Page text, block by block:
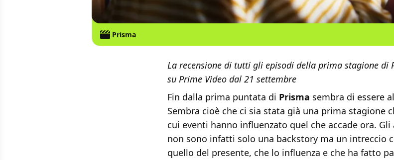
Prisma
La recensione di tutti gli episodi della prima stagione di
su Prime Video dal 21 settembre
Fin dalla prima puntata di Prisma sembra di essere
Sembra cioè che ci sia stata già una prima stagione
cui eventi hanno influenzato quel che accade ora.
non sono infatti solo una backstory ma un intreccio
quello del presente, che lo influenza e che ha fatto